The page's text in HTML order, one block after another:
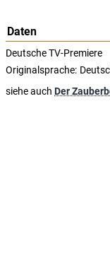
Daten
Deutsche TV-Premiere
Originalsprache:
siehe auch Der